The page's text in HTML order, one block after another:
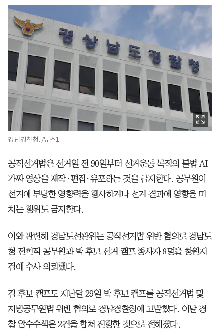
경남경찰청. /뉴스1
공직선거법은 선거일 전 90일부터 선거운동 목적의 불법 AI
가짜 영상을 제작·편집·유포하는 것을 금지한다. 공무원이
선거에 부당한 영향력을 행사하거나 선거 결과에 영향을 미
치는 행위도 금지한다.
이와 관련해 경남도선관위는 공직선거법 위반 혐의로 경남도
청 전현직 공무원과 박 후보 선거 캠프 종사자 9명을 창원지
검에 수사 의뢰했다.
김 후보 캠프도 지난달 29일 박 후보 캠프를 공직선거법 및
지방공무원법 위반 혐의로 경남경찰청에 고발했다. 이날 경
찰 압수수색은 2건을 합쳐 진행한 것으로 전해졌다.